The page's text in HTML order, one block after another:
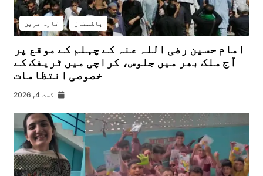
پاکستان تازہ ترین
امام حسین رضی اللہ عنہ کے چہلم کے موقع پر
آج ملک بھر میں جلوس، کراچی میں ٹریفک کے
خصوصی انتظامات
اگست 4, 2026